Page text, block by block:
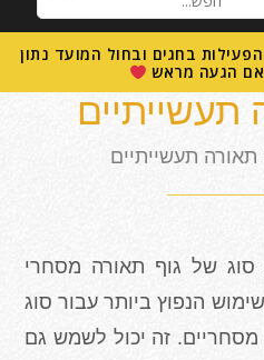
בחגים ובחול המועד נתון
הגעה מראש
תעשייתיים
תאורה תעשייתיים
סוג של גוף תאורה מסחרי
הנפוץ ביותר עבור סוג
זה יכול לשמש גם